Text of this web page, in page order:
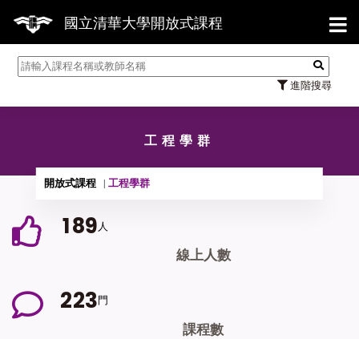
國立清華大學開放式課程
進階搜尋
【7/31
工程學群
開放式課程 工程學群
189 人
線上人數
223 門
課程數